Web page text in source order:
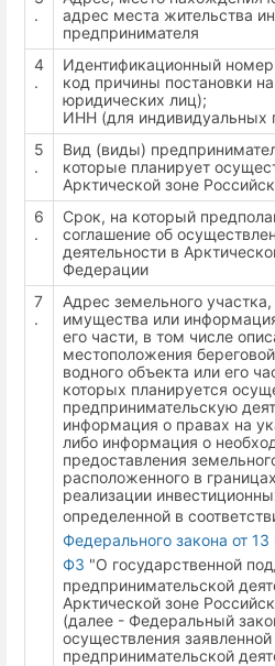
.
адрес места жительства
предпринимателя
4
.
Идентификационный
код причины постановки
юридических лиц);
ИНН (для индивидуальных
5
.
Вид (виды)
которые планирует
Арктической зоне
6
.
Срок, на который
соглашение об
деятельности в
Федерации
7
.
Адрес земельного
имущества или
его части, в том числе
местоположения
водного объекта или его
которых планируется
предпринимательскую
информация о правах на
либо информация о
предоставления
расположенного в
реализации
определенной в
Федерального закона от
ФЗ "О государственной
предпринимательской
Арктической зоне
(далее - Федеральный
осуществления заявленной
предпринимательской